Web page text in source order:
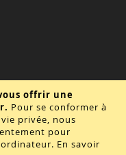
offrir une
Pour se conformer à
privée, nous
pour
En savoir